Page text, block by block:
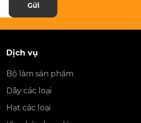
Gửi
Dịch vụ
Bộ làm sản phẩm
Dây các loại
Hạt các loại